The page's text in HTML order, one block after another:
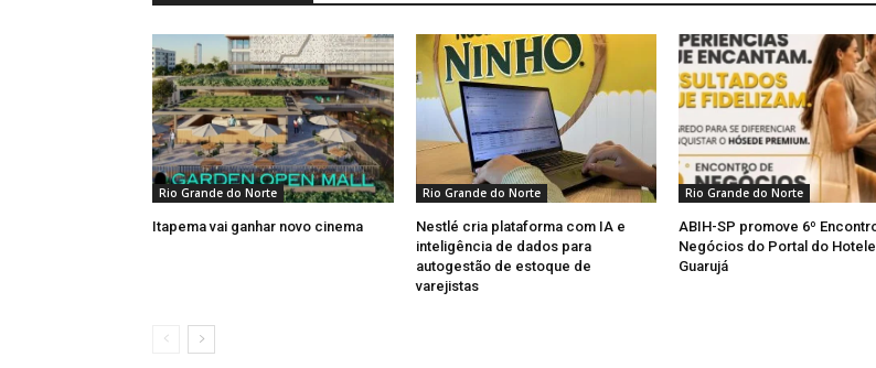
Rio Grande do Norte
Itapema vai ganhar novo cinema
Rio Grande do Norte
Nestlé cria plataforma com IA e
inteligência de dados para
autogestão de estoque de
varejistas
Rio Grande do Norte
ABIH-SP promove 6º
Negócios do Portal do
Guarujá